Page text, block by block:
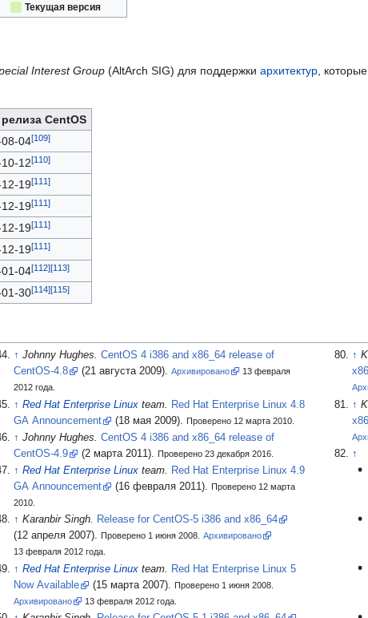
Текущая версия
Interest Group (AltArch SIG) для поддержки архитектур,
CentOS
04
12
19
19
19
19
04
30
Johnny Hughes. CentOS 4 i386 and x86_64 release of
CentOS-4.8
(21 августа 2009). Архивировано 13 февраля
2012 года.
Red Hat Enterprise Linuxteam.
Red Hat Enterprise Linux 4.8
GA Announcement
(18 мая 2009). Проверено 12 марта 2010.
Johnny Hughes. CentOS 4 i386 and x86_64 release of
CentOS-4.9
(2 марта 2011). Проверено 23 декабря 2016.
Red Hat Enterprise Linuxteam. Red Hat Enterprise Linux 4.9
GA Announcement
(16 февраля 2011). Проверено 12 марта
2010.
Karanbir Singh. Release for CentOS-5 i386 and x86_64
(12 апреля 2007). Проверено 1 июня 2008. Архивировано
13 февраля 2012 года.
Red Hat Enterprise Linuxteam.
Red Hat Enterprise Linux 5
Now Available
(15 марта 2007).
Проверено 1 июня 2008.
Архивировано
13 февраля 2012 года.